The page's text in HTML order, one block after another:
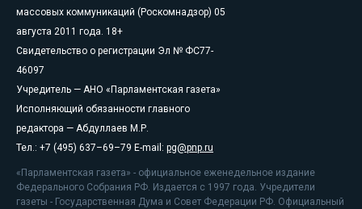
массовых коммуникаций (Роскомнадзор) 05
августа 2011 года. 18+
Свидетельство о регистрации Эл № ФС77-
46097
Учредитель — АНО «Парламентская газета»
Исполняющий обязанности главного
редактора — Абдуллаев М.Р.
Тел.: +7 (495) 637–69–79 E-mail: pg@pnp.ru
«Парламентская газета» - официальное еженедельное издание
Федерального Собрания РФ. Издается с 1997 года. Учредители
газеты - Государственная Дума и Совет Федерации РФ. Официальный